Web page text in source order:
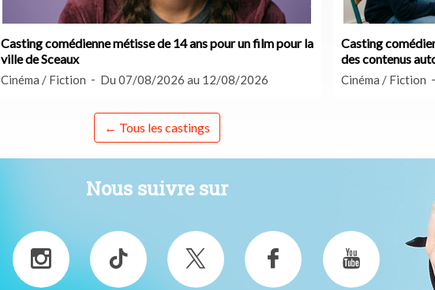
Casting comédienne métisse de 14 ans pour un film pour la
ville de Sceaux
Cinéma / Fiction Du 07/08/2026 au 12/08/2026
Casting
des contenus
Cinéma / Fiction
← Tous les castings
Nous suivre sur